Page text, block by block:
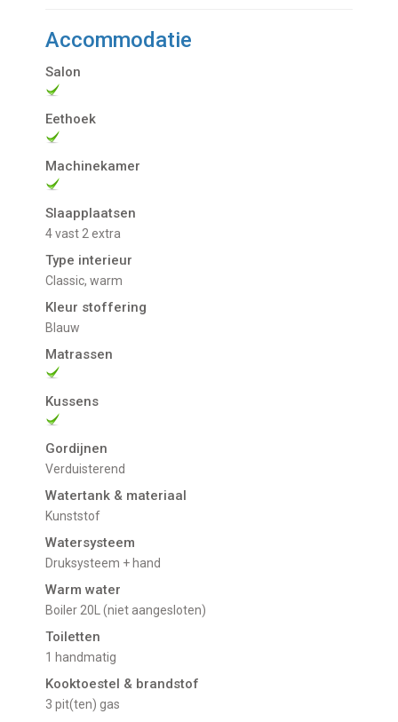
Accommodatie
Salon
Eethoek
Machinekamer
Slaapplaatsen
4 vast 2 extra
Type interieur
Classic, warm
Kleur stoffering
Blauw
Matrassen
Kussens
Gordijnen
Verduisterend
Watertank & materiaal
Kunststof
Watersysteem
Druksysteem + hand
Warm water
Boiler 20L (niet aangesloten)
Toiletten
1 handmatig
Kooktoestel & brandstof
3 pit(ten) gas